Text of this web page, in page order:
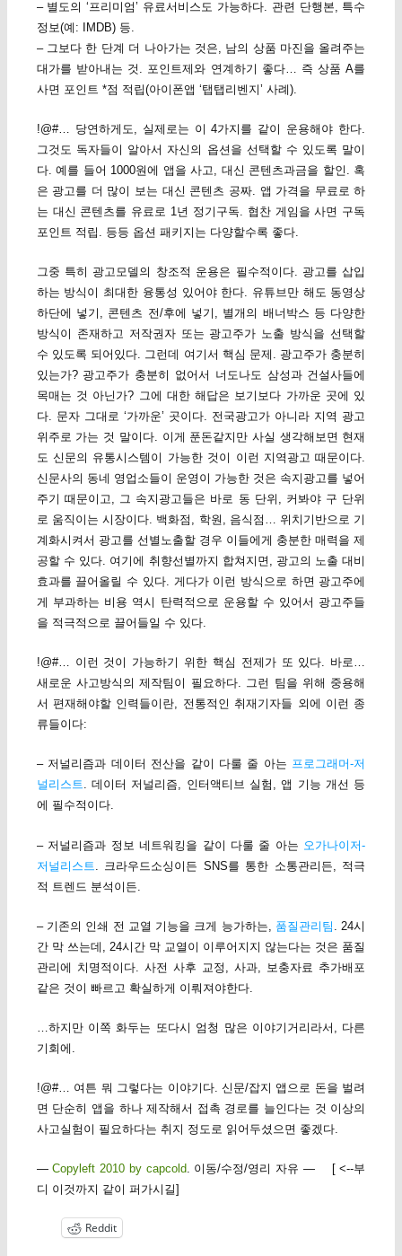
– 별도의 ‘프리미엄’ 유료서비스도 가능하다. 관련 단행본, 특수
정보(예: IMDB) 등.
– 그보다 한 단계 더 나아가는 것은, 남의 상품 마진을 올려주는
대가를 받아내는 것. 포인트제와 연계하기 좋다… 즉 상품 A를
사면 포인트 *점 적립(아이폰앱 ‘탭탭리벤지’ 사례).
!@#… 당연하게도, 실제로는 이 4가지를 같이 운용해야 한다.
그것도 독자들이 알아서 자신의 옵션을 선택할 수 있도록 말이
다. 예를 들어 1000원에 앱을 사고, 대신 콘텐츠과금을 할인. 혹
은 광고를 더 많이 보는 대신 콘텐츠 공짜. 앱 가격을 무료로 하
는 대신 콘텐츠를 유료로 1년 정기구독. 협찬 게임을 사면 구독
포인트 적립. 등등 옵션 패키지는 다양할수록 좋다.
그중 특히 광고모델의 창조적 운용은 필수적이다. 광고를 삽입
하는 방식이 최대한 융통성 있어야 한다. 유튜브만 해도 동영상
하단에 넣기, 콘텐츠 전/후에 넣기, 별개의 배너박스 등 다양한
방식이 존재하고 저작권자 또는 광고주가 노출 방식을 선택할
수 있도록 되어있다. 그런데 여기서 핵심 문제. 광고주가 충분히
있는가? 광고주가 충분히 없어서 너도나도 삼성과 건설사들에
목매는 것 아닌가? 그에 대한 해답은 보기보다 가까운 곳에 있
다. 문자 그대로 ‘가까운’ 곳이다. 전국광고가 아니라 지역 광고
위주로 가는 것 말이다. 이게 푼돈같지만 사실 생각해보면 현재
도 신문의 유통시스템이 가능한 것이 이런 지역광고 때문이다.
신문사의 동네 영업소들이 운영이 가능한 것은 속지광고를 넣어
주기 때문이고, 그 속지광고들은 바로 동 단위, 커봐야 구 단위
로 움직이는 시장이다. 백화점, 학원, 음식점… 위치기반으로 기
계화시켜서 광고를 선별노출할 경우 이들에게 충분한 매력을 제
공할 수 있다. 여기에 취향선별까지 합쳐지면, 광고의 노출 대비
효과를 끌어올릴 수 있다. 게다가 이런 방식으로 하면 광고주에
게 부과하는 비용 역시 탄력적으로 운용할 수 있어서 광고주들
을 적극적으로 끌어들일 수 있다.
!@#… 이런 것이 가능하기 위한 핵심 전제가 또 있다. 바로…
새로운 사고방식의 제작팀이 필요하다. 그런 팀을 위해 중용해
서 편재해야할 인력들이란, 전통적인 취재기자들 외에 이런 종
류들이다:
– 저널리즘과 데이터 전산을 같이 다룰 줄 아는 프로그래머-저
널리스트. 데이터 저널리즘, 인터액티브 실험, 앱 기능 개선 등
에 필수적이다.
– 저널리즘과 정보 네트워킹을 같이 다룰 줄 아는 오가나이저-
저널리스트
. 크라우드소싱이든 SNS를 통한 소통관리든, 적극
적 트렌드 분석이든.
– 기존의 인쇄 전 교열 기능을 크게 능가하는, 품질관리팀
. 24시
간 막 쓰는데, 24시간 막 교열이 이루어지지 않는다는 것은 품질
관리에 치명적이다. 사전 사후 교정, 사과, 보충자료 추가배포
같은 것이 빠르고 확실하게 이뤄져야한다.
…하지만 이쪽 화두는 또다시 엄청 많은 이야기거리라서, 다른
기회에.
!@#… 여튼 뭐 그렇다는 이야기다. 신문/잡지 앱으로 돈을 벌려
면 단순히 앱을 하나 제작해서 접촉 경로를 늘인다는 것 이상의
사고실험이 필요하다는 취지 정도로 읽어두셨으면 좋겠다.
—Copyleft 2010 by capcold. 이동/수정/영리 자유 — [ <--부
디 이것까지 같이 퍼가시길]
Reddit